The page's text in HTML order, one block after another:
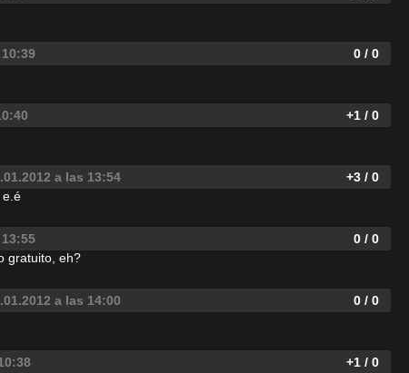
0 / 0
+1 / 0
a las 13:54
+3 / 0
e.é
0 / 0
gratuito, eh?
a las 14:00
0 / 0
+1 / 0